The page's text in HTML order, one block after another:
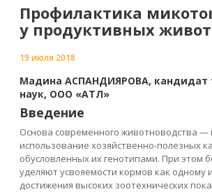
Профилактика
у продуктивных
19 июля 2018
Мадина АСПАНДИЯРОВА, кандидат
наук, ООО «АТЛ»
Введение
Основа современного животноводства —
использование хозяйственно-полезных
обусловленных их генотипами. При этом
уделяют усвояемости кормов как одному
достижения высоких зоотехнических